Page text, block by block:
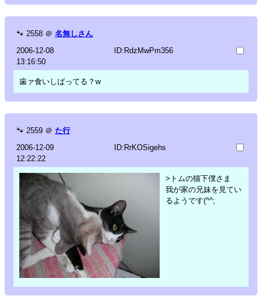
🐾 2558 ＠ 名無しさん
2006-12-08
13:16:50
ID:RdzMwPm356
歯ァ食いしばってる？w
🐾 2559 ＠ た行
2006-12-09
12:22:22
ID:RrKOSigehs
>トムの猫下僕さま
我が家の兄妹を見てい
るようです(^^;